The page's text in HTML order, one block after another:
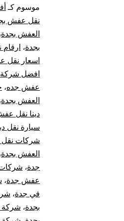
موسوم كـ
نقل عفش
العفش بجدة
بجدة،
اسعار
افضل شركة
عفش جده،
العفش بجدة
دينا نقل
سيارة نقل
شركات نقل
العفش بجدة
جدة،
عفش جدة،
في جدة،
بجدة، شركة